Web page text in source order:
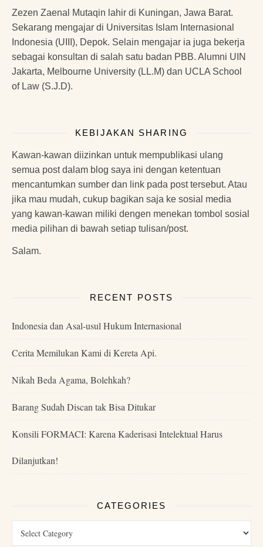
Zezen Zaenal Mutaqin lahir di Kuningan, Jawa Barat.
Sekarang mengajar di Universitas Islam Internasional
Indonesia (UIII), Depok. Selain mengajar ia juga bekerja
sebagai konsultan di salah satu badan PBB. Alumni UIN
Jakarta, Melbourne University (LL.M) dan UCLA School
of Law (S.J.D).
KEBIJAKAN SHARING
Kawan-kawan diizinkan untuk mempublikasi ulang
semua post dalam blog saya ini dengan ketentuan
mencantumkan sumber dan link pada post tersebut. Atau
jika mau mudah, cukup bagikan saja ke sosial media
yang kawan-kawan miliki dengen menekan tombol sosial
media pilihan di bawah setiap tulisan/post.
Salam.
RECENT POSTS
Indonesia dan Asal-usul Hukum Internasional
Cerita Memilukan Kami di Kereta Api.
Nikah Beda Agama, Bolehkah?
Barang Sudah Discan tak Bisa Ditukar
Konsili FORMACI: Karena Kaderisasi Intelektual Harus
Dilanjutkan!
CATEGORIES